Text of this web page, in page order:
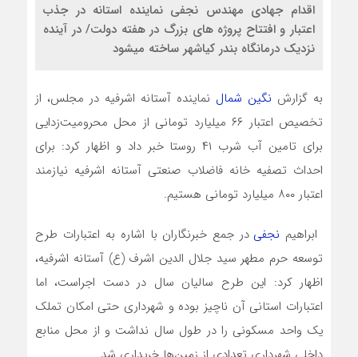
اقدام جهادی مهندس نجفی نماینده استانه در جذب
اعتبار و افتتاح پروژه های بزرگ در هفته دولت/ در آینده
نزدیک درمانگاه بندر کیاشهر ساخته میشود
به گزارش نگین شمال نماینده آستانه اشرفیه در مجلس، از
تخصیص اعتبار ۶۶ میلیارد تومانی از محل محرومیت‌زدایی
برای تامین آب شرب ۴۱ روستا خبر داد و اظهار کرد: برای
احداث تصفیه خانه فاضلاب صنعتی آستانه اشرفیه نیازمند
اعتبار ۸۰۰ میلیارد تومانی هستیم.
ابراهیم نجفی در جمع خبرنگاران با اشاره به اعتبارات طرح
توسعه حرم مطهر سید جلال الدین اشرف (ع) آستانه اشرفیه،
اظهار کرد: این طرح سالیان سال در دست اجراست، اما
اعتبارات استانی آن ناچیز بوده و شهرداری حتی امکان تملک
یک واحد مسکونی را در طول سال نداشت و از محل منابع